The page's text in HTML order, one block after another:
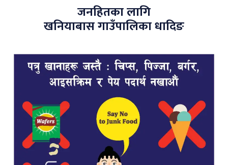
जनहितका लागि
खनियाबास गाउँपालिका धादिङ